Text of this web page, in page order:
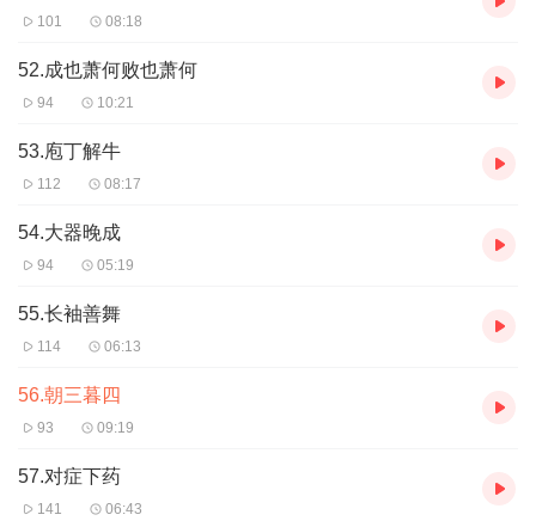
101 08:18
52.成也萧何败也萧何
94 10:21
53.庖丁解牛
112 08:17
54.大器晚成
94 05:19
55.长袖善舞
114 06:13
56.朝三暮四
93 09:19
57.对症下药
141 06:43